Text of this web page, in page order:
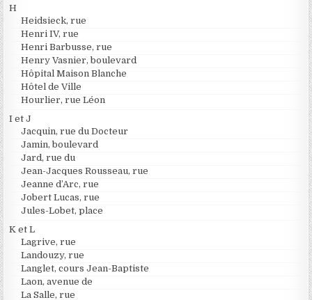
H
Heidsieck, rue
Henri IV, rue
Henri Barbusse, rue
Henry Vasnier, boulevard
Hôpital Maison Blanche
Hôtel de Ville
Hourlier, rue Léon
I et J
Jacquin, rue du Docteur
Jamin, boulevard
Jard, rue du
Jean-Jacques Rousseau, rue
Jeanne d’Arc, rue
Jobert Lucas, rue
Jules-Lobet, place
K et L
Lagrive, rue
Landouzy, rue
Langlet, cours Jean-Baptiste
Laon, avenue de
La Salle, rue